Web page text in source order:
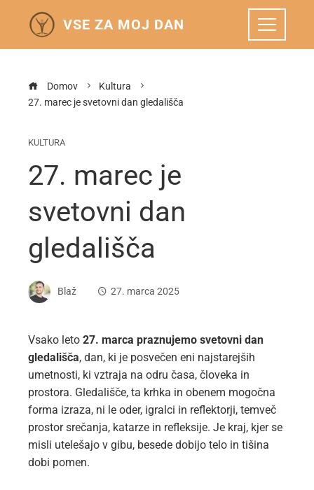
VSE ZA MOJ DAN
Domov
Kultura
27. marec je svetovni dan gledališča
KULTURA
27. marec je
svetovni dan
gledališča
Blaž 27. marca 2025
Vsako leto 27. marca praznujemo svetovni dan
gledališča, dan, ki je posvečen eni najstarejših
umetnosti, ki vztraja na odru časa, človeka in
prostora. Gledališče, ta krhka in obenem mogočna
forma izraza, ni le oder, igralci in reflektorji, temveč
prostor srečanja, katarze in refleksije. Je kraj, kjer se
misli utelešajo v gibu, besede dobijo telo in tišina
dobi pomen.